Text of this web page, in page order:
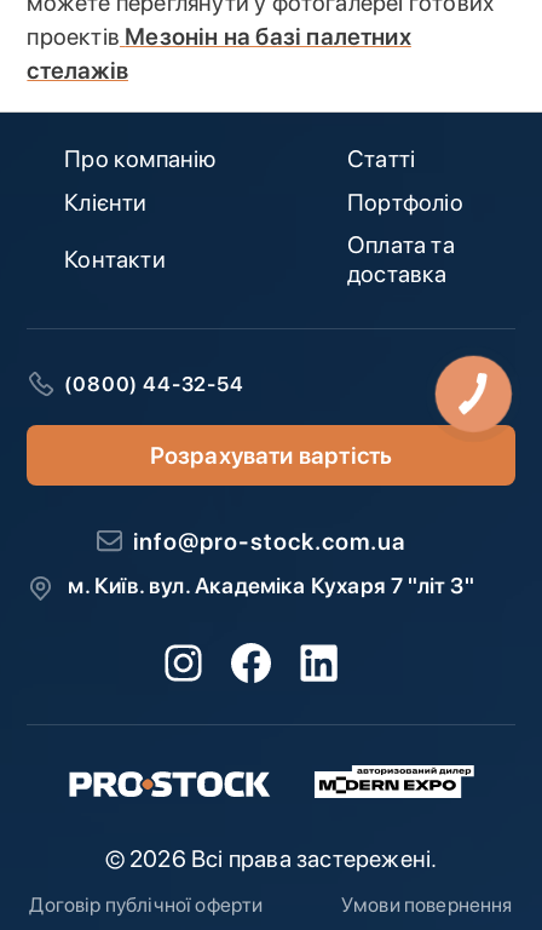
проектів Мезонін на базі палетних
стелажів
Про компанію
Статті
Клієнти
Портфоліо
Контакти
Оплата та
доставка
(0800) 44-32-54
Розрахувати вартість
info@pro-stock.com.ua
м. Київ. вул. Академіка Кухаря 7 "літ З"
© 2026 Всі права застережені.
Договір публічної оферти Умови повернення